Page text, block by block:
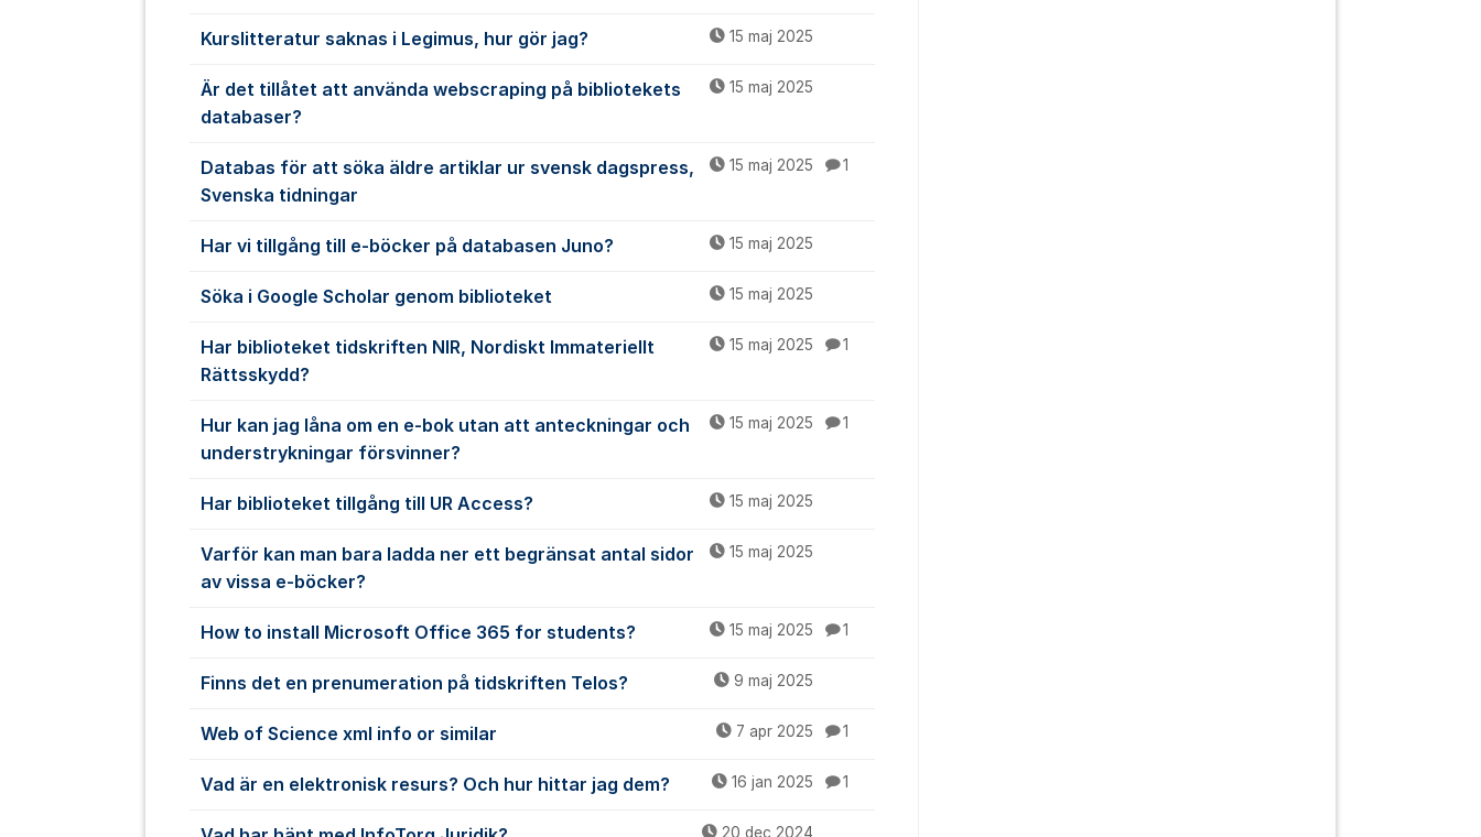
Kurslitteratur saknas i Legimus, hur gör jag? 15 maj 2025
Är det tillåtet att använda webscraping på bibliotekets
databaser?
15 maj 2025
Databas för att söka äldre artiklar ur svensk dagspress,
Svenska tidningar
15 maj 2025 1
Har vi tillgång till e-böcker på databasen Juno? 15 maj 2025
Söka i Google Scholar genom biblioteket 15 maj 2025
Har biblioteket tidskriften NIR, Nordiskt Immateriellt
Rättsskydd?
15 maj 2025 1
Hur kan jag låna om en e-bok utan att anteckningar och
understrykningar försvinner?
15 maj 2025 1
Har biblioteket tillgång till UR Access? 15 maj 2025
Varför kan man bara ladda ner ett begränsat antal sidor
av vissa e-böcker?
15 maj 2025
How to install Microsoft Office 365 for students? 15 maj 2025 1
Finns det en prenumeration på tidskriften Telos? 9 maj 2025
Web of Science xml info or similar 7 apr 2025 1
Vad är en elektronisk resurs? Och hur hittar jag dem? 16 jan 2025 1
20 dec 2024